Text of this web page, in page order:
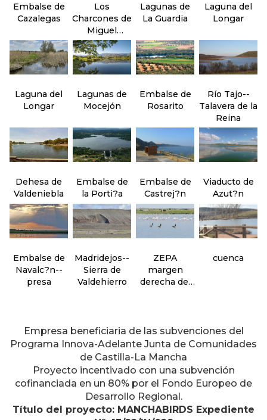
Embalse de
Cazalegas
Los
Charcones de
Miguel
Esteban
Lagunas de
La Guardia
Laguna del
Longar
Laguna del
Longar
Lagunas de
Mocejón
Embalse de
Rosarito
Río Tajo--
Talavera de la
Reina
Dehesa de
Valdeniebla
Embalse de
la Porti?a
Embalse de
Castrej?n
Viaducto de
Azut?n
Embalse de
Navalc?n--
presa
Madridejos--
Sierra de
Valdehierro
ZEPA
margen
derecha del
cuenca
Empresa beneficiaria de las subvenciones del
Programa Innova-Adelante Junta de Comunidades
de Castilla-La Mancha
Proyecto incentivado con una subvención
cofinanciada en un 80% por el Fondo Europeo de
Desarrollo Regional.
Título del proyecto: MANCHABIRDS Expediente